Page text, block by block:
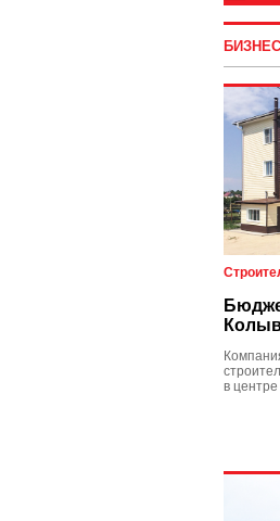
БИЗНЕС
в